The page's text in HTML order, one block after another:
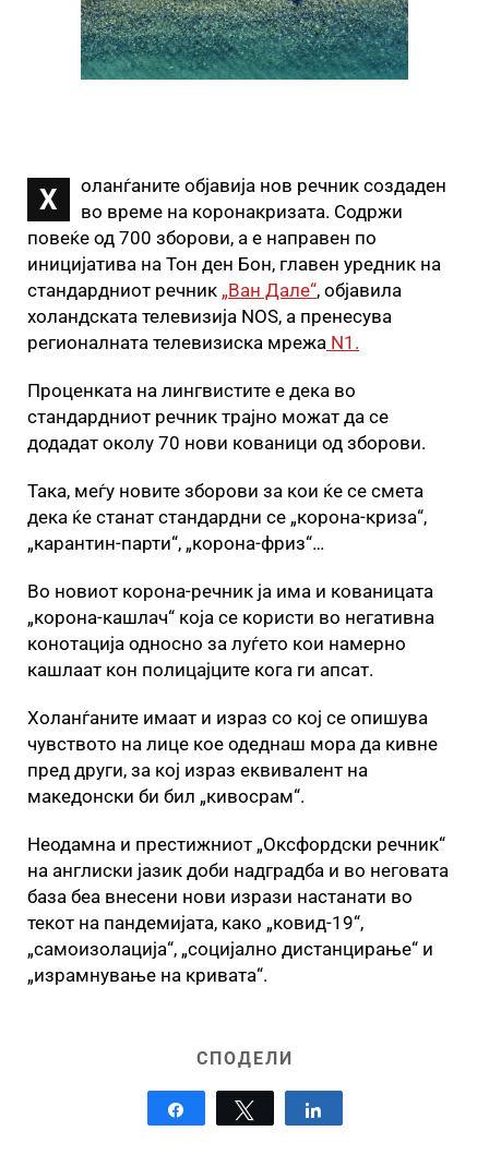
Х
оланѓаните објавија нов речник создаден
во време на коронакризата. Содржи
повеќе од 700 зборови, а е направен по
иницијатива на Тон ден Бон, главен уредник на
стандардниот речник „Ван Дале“, објавила
холандската телевизија NOS, а пренесува
регионалната телевизиска мрежа N1.
Проценката на лингвистите е дека во
стандардниот речник трајно можат да се
додадат околу 70 нови кованици од зборови.
Така, меѓу новите зборови за кои ќе се смета
дека ќе станат стандардни се „корона-криза“,
„карантин-парти“, „корона-фриз“…
Во новиот корона-речник ја има и кованицата
„корона-кашлач“ која се користи во негативна
конотација односно за луѓето кои намерно
кашлаат кон полицајците кога ги апсат.
Холанѓаните имаат и израз со кој се опишува
чувството на лице кое одеднаш мора да кивне
пред други, за кој израз еквивалент на
македонски би бил „кивосрам“.
Неодамна и престижниот „Оксфордски речник“
на англиски јазик доби надградба и во неговата
база беа внесени нови изрази настанати во
текот на пандемијата, како „ковид-19“,
„самоизолација“, „социјално дистанцирање“ и
„израмнување на кривата“.
СПОДЕЛИ
Tweet